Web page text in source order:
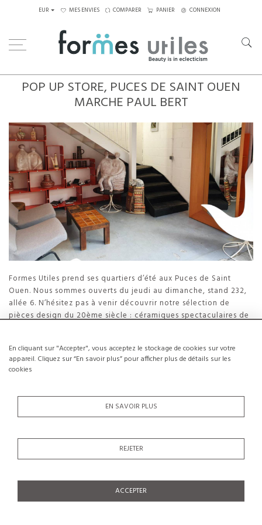
En cliquant sur "Accepter", vous acceptez le stockage de cookies sur votre
appareil. Cliquez sur “En savoir plus” pour afficher plus de détails sur les
cookies
EN SAVOIR PLUS
REJETER
ACCEPTER
EUR MES ENVIES COMPARER PANIER CONNEXION
POP UP STORE, PUCES DE SAINT OUEN
MARCHE PAUL BERT
Formes Utiles prend ses quartiers d’été aux Puces de Saint
Ouen. Nous sommes ouverts du jeudi au dimanche, stand 232,
allée 6. N’hésitez pas à venir découvrir notre sélection de
pièces design du 20ème siècle : céramiques spectaculaires de
Publié lé :7 Mai 2019